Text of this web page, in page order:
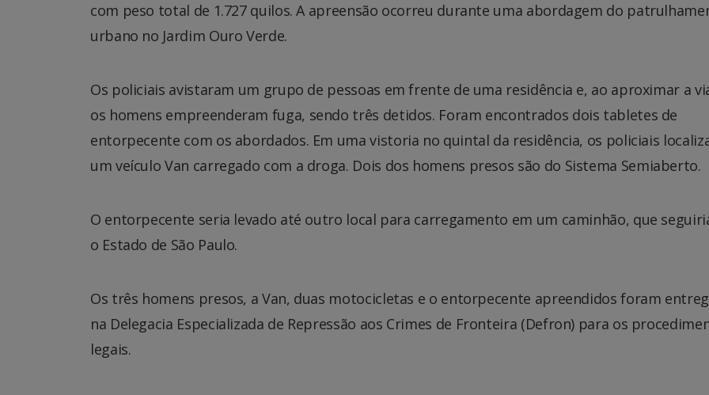
com peso total de 1.727 quilos. A apreensão ocorreu durante uma abordagem do
urbano no Jardim Ouro Verde.
Os policiais avistaram um grupo de pessoas em frente de uma residência e, ao aproximar a
os homens empreenderam fuga, sendo três detidos. Foram encontrados dois tabletes de
entorpecente com os abordados. Em uma vistoria no quintal da residência, os policiais
um veículo Van carregado com a droga. Dois dos homens presos são do Sistema Semiaberto.
O entorpecente seria levado até outro local para carregamento em um caminhão, que
o Estado de São Paulo.
Os três homens presos, a Van, duas motocicletas e o entorpecente apreendidos foram
na Delegacia Especializada de Repressão aos Crimes de Fronteira (Defron) para os
legais.